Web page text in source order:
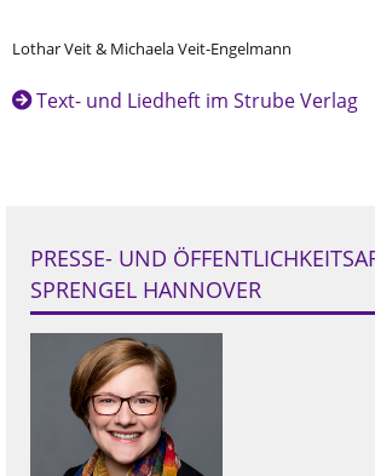
Lothar Veit & Michaela Veit-Engelmann
Text- und Liedheft im Strube Verlag
PRESSE- UND
SPRENGEL HANNOVER